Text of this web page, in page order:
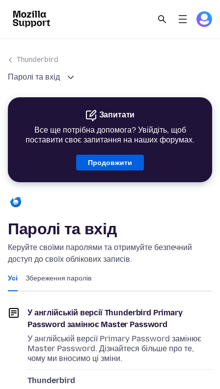
Thunderbird
Паролі та вхід
Запитати
Все ще потрібна допомога? Увійдіть, щоб
поставити своє запитання на наших форумах.
Продовжити
Паролі та вхід
Керуйте своїми паролями та отримуйте безпечний
доступ до своїх облікових записів.
Усі Збереження паролів
У англійській версії Thunderbird Primary
Password замінює Master Password
У англійській версії Primary Password замінює
Master Password. Дізнайтеся більше про те,
чому ми вносимо ці зміни.
Thunderbird